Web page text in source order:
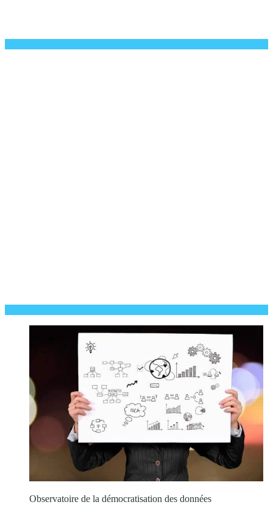
Observatoire de la démocratisation des données